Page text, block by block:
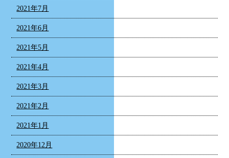
2021年7月
2021年6月
2021年5月
2021年4月
2021年3月
2021年2月
2021年1月
2020年12月